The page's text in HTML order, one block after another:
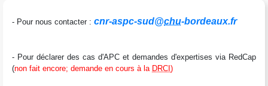
- Pour nous contacter : cnr-aspc-sud@chu-bordeaux.fr
- Pour déclarer des cas d'APC et demandes d'expertises via RedCap
(non fait encore; demande en cours à la DRCI )